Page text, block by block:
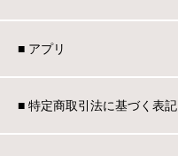
■ アプリ
■ 特定商取引法に基づく表記